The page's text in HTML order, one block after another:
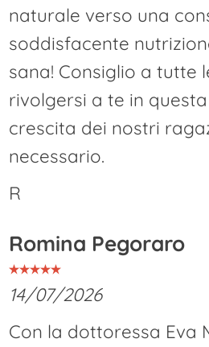
naturale verso una
soddisfacente
sana! Consiglio a tutte
rivolgersi a te in
crescita dei nostri
necessario.
R
Romina Pegoraro
14/07/2026
Con la dottoressa Eva